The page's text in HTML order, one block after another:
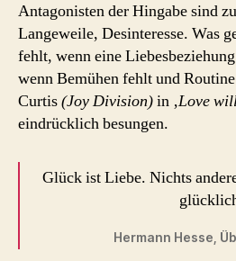
Antagonisten der Hingabe sind
Langeweile, Desinteresse. Was
fehlt, wenn eine
wenn Bemühen fehlt und
Curtis(Joy Division)in ‚Love
eindrücklich besungen.
Glück ist Liebe. Nichts
Hermann Hesse,